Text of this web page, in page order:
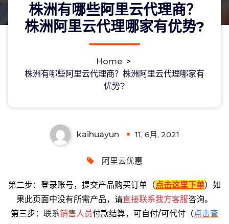
株洲有哪些阿里云代理商？
株洲阿里云代理哪家有优势?
Home >
株洲有哪些阿里云代理商？株洲阿里云代理哪家有
优势?
株洲有哪些阿里云代理商？株洲阿里云
代理哪家有优势?
kaihuayun 11, 6月, 2021
阿里云优惠
第二步：登录账号，提交产品购买订单（点击这里下单） 如
果此页面中没有所需产品，请直接联系我方客服咨询。
第三步： 联系销售人员付款结算，可自付/可代付（点击查